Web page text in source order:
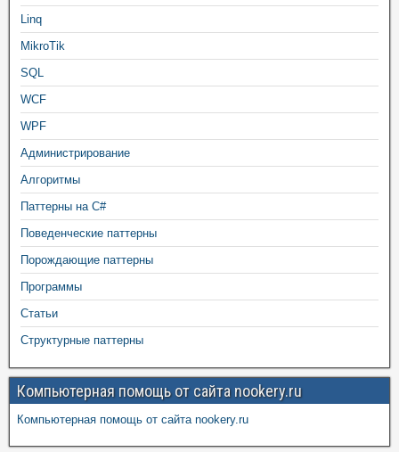
Linq
MikroTik
SQL
WCF
WPF
Администрирование
Алгоритмы
Паттерны на C#
Поведенческие паттерны
Порождающие паттерны
Программы
Статьи
Структурные паттерны
Компьютерная помощь от сайта nookery.ru
Компьютерная помощь от сайта nookery.ru